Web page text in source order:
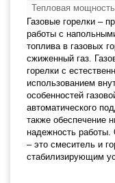
Тепловая мощность
Газовые горелки –
работы с
топлива в газовых
сжиженный газ.
горелки с
использованием
особенностей
автоматического
также обеспечение
надежность работы.
– это смеситель и
стабилизирующим